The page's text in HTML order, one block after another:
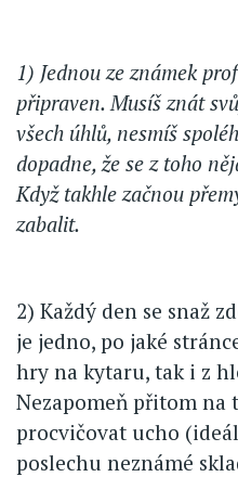
1) Jednou ze známek
připraven. Musíš znát
všech úhlů, nesmíš
dopadne, že se z toho
Když takhle začnou
zabalit.
2) Každý den se snaž
je jedno, po jaké
hry na kytaru, tak i z
Nezapomeň přitom na
procvičovat ucho
poslechu neznámé